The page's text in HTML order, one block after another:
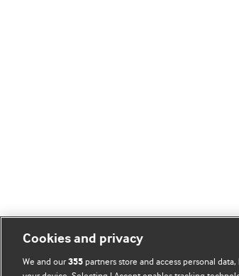
Cookies and privacy
We and our355 partners store and access personal